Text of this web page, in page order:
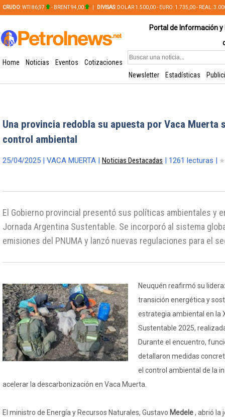
CRUDO: WTI 86,97 - BRENT 94,00 DIVISAS: DOLAR 1.500,00 - EURO: 1.735,00 - REAL:
Portal de Información
Home Noticias Eventos
Cotizaciones
Newsletter
Estadísticas
Una provincia redobla su apuesta por Vaca Muerta
control ambiental
25/04/2025 | VACA MUERTA | Noticias Destacadas | 1261 lecturas |
El Gobierno provincial presentó sus políticas ambientales y
Jornada Argentina Sustentable. Se incorporó al sistema
emisiones del PNUMA y lanzó nuevas regulaciones para el
Neuquén reafirmó su
transición energética y
estrategia ambiental en la
Sustentable 2025,
Durante el encuentro,
detallaron medidas
el control ambiental de la
acelerar la descarbonización en Vaca Muerta.
El ministro de Energía y Recursos Naturales, Gustavo Medele, abrió la